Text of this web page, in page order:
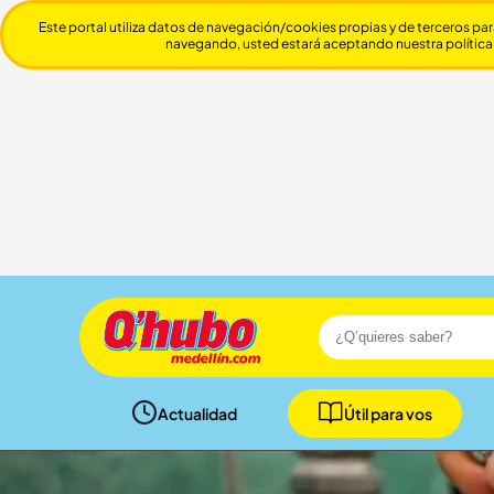
Actualidad Útil para vos
Este portal utiliza datos de navegación/cookies propias y de terceros
navegando, usted estará aceptando nuestra